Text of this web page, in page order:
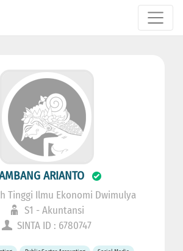
ARIANTO
Tinggi Ilmu Ekonomi Dwimulya
S1 - Akuntansi
SINTA ID : 6780747